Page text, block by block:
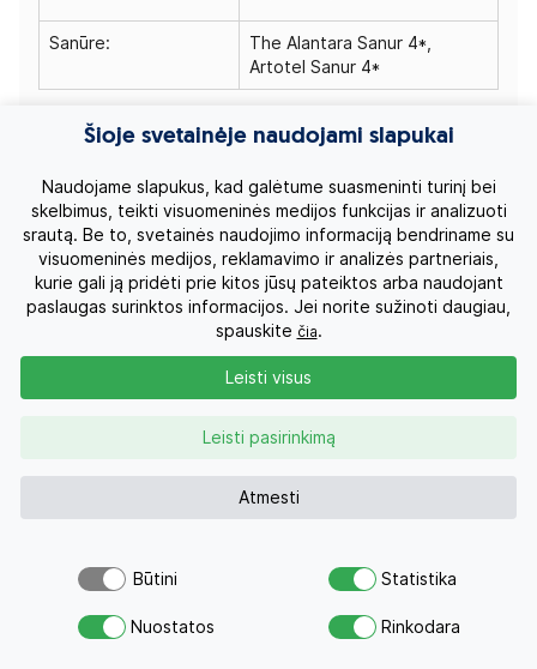
Sanūre: The Alantara Sanur 4*
Artotel Sanur 4*
Į kainą įskaičiuota:
Lietuviškai kalbančio kelionės vadovo paslaugos
pažintinės dalies metu;
Apgyvendinimas 4* viešbučiuose turo metu (12
nakvynių: 3 nakvynės Ubude, 2 nakvynės Čandidase,
2 nakvynės Travangano saloje, 3 nakvynės
Sengigyje, 2 nakvynės Sanūre);
Programoje nurodytas maitinimas (12 pusryčių);
Anglakalbio gido paslaugos;
(kelionės trukmė apie 1,5 val.), Lombokas – Balis
(kelionės trukmė apie 2 – 2,5 val.);
Įėjimo bilietai į programoje nurodytus objektus.
Savo svajonių atostogoms
domėjosi 22 žmonės
Šioje svetainėje naudojami slapukai
Naudojame slapukus, kad galėtume suasmeninti turinį bei
skelbimus, teikti visuomeninės medijos funkcijas ir analizuoti
srautą. Be to, svetainės naudojimo informaciją bendriname su
visuomeninės medijos, reklamavimo ir analizės partneriais,
kurie gali ją pridėti prie kitos jūsų pateiktos arba naudojant
paslaugas surinktos informacijos. Jei norite sužinoti daugiau,
spauskite čia.
Atmesti
Leisti pasirinkimą
Leisti visus
Būtini Statistika
Nuostatos Rinkodara